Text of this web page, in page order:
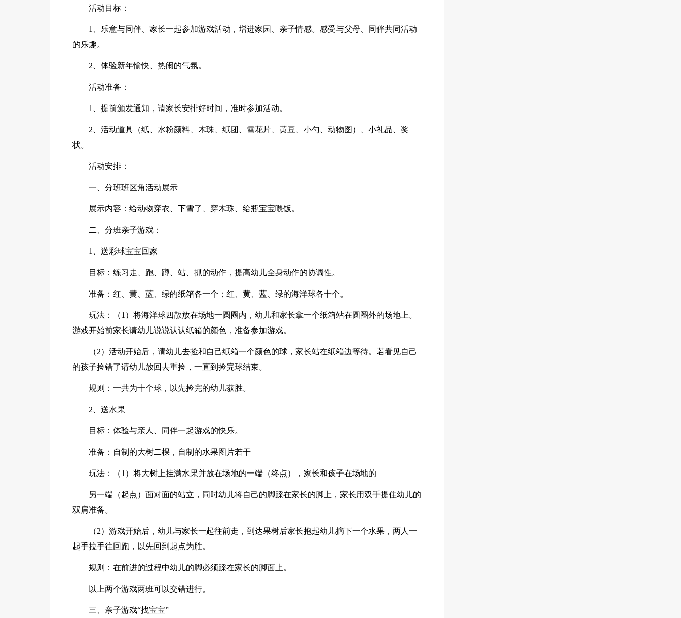
活动目标：
1、乐意与同伴、家长一起参加游戏活动，增进家园、亲子情感。感受与父母、同伴共同活动
的乐趣。
2、体验新年愉快、热闹的气氛。
活动准备：
1、提前颁发通知，请家长安排好时间，准时参加活动。
2、活动道具（纸、水粉颜料、木珠、纸团、雪花片、黄豆、小勺、动物图）、小礼品、奖
状。
活动安排：
一、分班班区角活动展示
展示内容：给动物穿衣、下雪了、穿木珠、给瓶宝宝喂饭。
二、分班亲子游戏：
1、送彩球宝宝回家
目标：练习走、跑、蹲、站、抓的动作，提高幼儿全身动作的协调性。
准备：红、黄、蓝、绿的纸箱各一个；红、黄、蓝、绿的海洋球各十个。
玩法：（1）将海洋球四散放在场地一圆圈内，幼儿和家长拿一个纸箱站在圆圈外的场地上。
游戏开始前家长请幼儿说说认认纸箱的颜色，准备参加游戏。
（2）活动开始后，请幼儿去捡和自己纸箱一个颜色的球，家长站在纸箱边等待。若看见自己
的孩子捡错了请幼儿放回去重捡，一直到捡完球结束。
规则：一共为十个球，以先捡完的幼儿获胜。
2、送水果
目标：体验与亲人、同伴一起游戏的快乐。
准备：自制的大树二棵，自制的水果图片若干
玩法：（1）将大树上挂满水果并放在场地的一端（终点），家长和孩子在场地的
另一端（起点）面对面的站立，同时幼儿将自己的脚踩在家长的脚上，家长用双手提住幼儿的
双肩准备。
（2）游戏开始后，幼儿与家长一起往前走，到达果树后家长抱起幼儿摘下一个水果，两人一
起手拉手往回跑，以先回到起点为胜。
规则：在前进的过程中幼儿的脚必须踩在家长的脚面上。
以上两个游戏两班可以交错进行。
三、亲子游戏“找宝宝”